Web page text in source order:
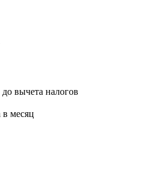
до вычета налогов
месяц